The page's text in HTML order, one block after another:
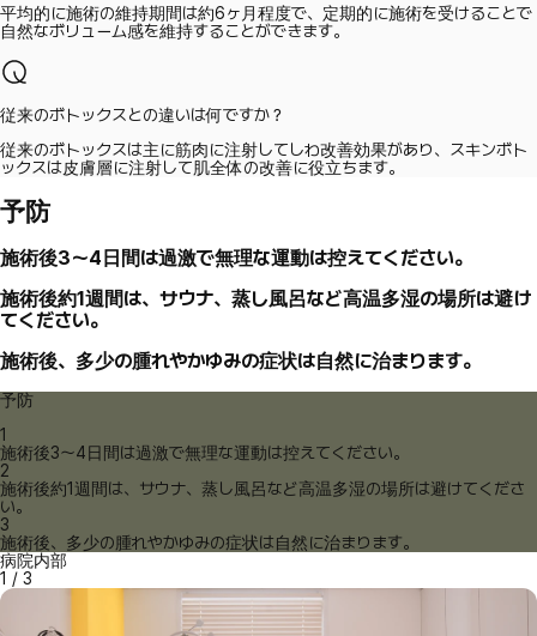
平均的に施術の維持期間は約6ヶ月程度で、定期的に施術を受けることで
自然なボリューム感を維持することができます。
従来のボトックスとの違いは何ですか？
従来のボトックスは主に筋肉に注射してしわ改善効果があり、スキンボト
ックスは皮膚層に注射して肌全体の改善に役立ちます。
予防
施術後3～4日間は過激で無理な運動は控えてください。
施術後約1週間は、サウナ、蒸し風呂など高温多湿の場所は避け
てください。
施術後、多少の腫れやかゆみの症状は自然に治まります。
予防
1
施術後3～4日間は過激で無理な運動は控えてください。
2
施術後約1週間は、サウナ、蒸し風呂など高温多湿の場所は避けてくださ
い。
3
施術後、多少の腫れやかゆみの症状は自然に治まります。
病院内部
1 / 3